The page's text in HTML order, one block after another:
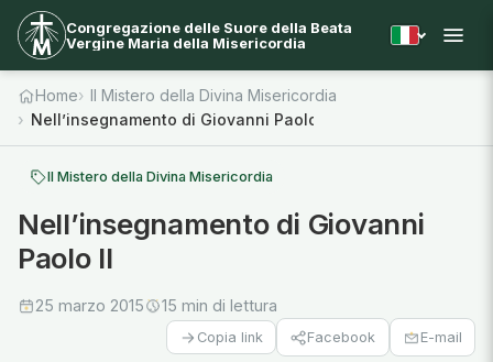
Congregazione delle Suore della Beata
Vergine Maria della Misericordia
Home
Il Mistero della Divina Misericordia
Nell’insegnamento di Giovanni Paolo II
Il Mistero della Divina Misericordia
Nell’insegnamento di Giovanni
Paolo II
25 marzo 2015 15 min di lettura
Copia link Facebook E-mail